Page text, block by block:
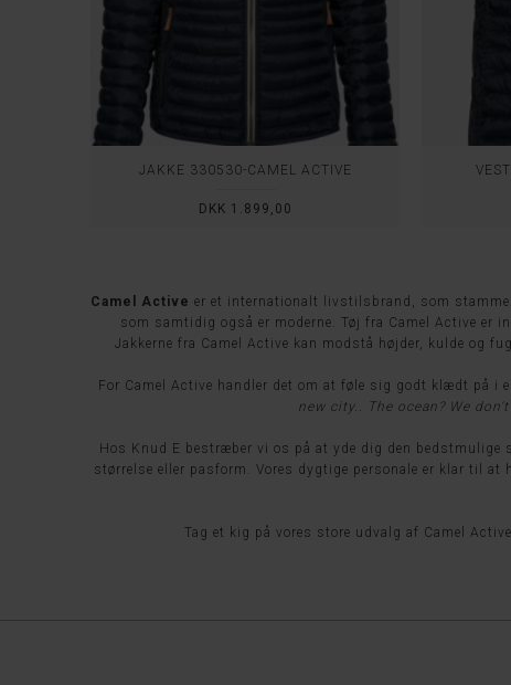
JAKKE 330530-CAMEL ACTIVE
DKK 1.899,00
Camel Active er et internationalt livstilsbrand, som
som samtidig også er moderne. Tøj fra Camel Active er
Jakkerne fra Camel Active kan modstå højder, kulde og
For Camel Active handler det om at føle sig godt klædt på i
new city.. The ocean? We
Hos Knud E bestræber vi os på at yde dig den
størrelse eller pasform. Vores dygtige personale er klar til
Tag et kig på vores store udvalg af Camel Active